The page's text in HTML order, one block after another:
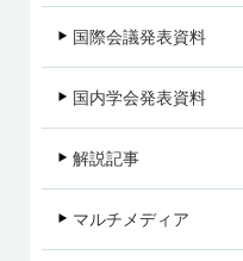
国際会議発表資料
国内学会発表資料
解説記事
マルチメディア